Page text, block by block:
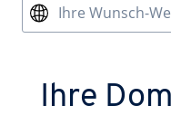
Ihre Wunsch-
Ihre